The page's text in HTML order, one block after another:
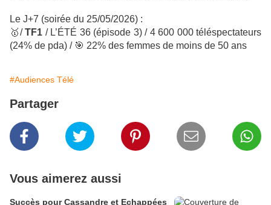
Le J+7 (soirée du 25/05/2026) :
🥇/TF1 / L’ÉTÉ 36 (épisode 3) / 4 600 000 téléspectateurs
(24% de pda) / 🎯 22% des femmes de moins de 50 ans
#Audiences Télé
Partager
Vous aimerez aussi
Succès pour Cassandre et Echappées